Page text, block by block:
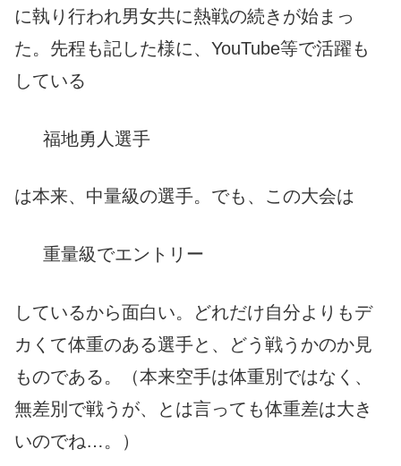
に執り行われ男女共に熱戦の続きが始まっ
た。先程も記した様に、YouTube等で活躍も
している
福地勇人選手
は本来、中量級の選手。でも、この大会は
重量級でエントリー
しているから面白い。どれだけ自分よりもデ
カくて体重のある選手と、どう戦うかのか見
ものである。（本来空手は体重別ではなく、
無差別で戦うが、とは言っても体重差は大き
いのでね…。）